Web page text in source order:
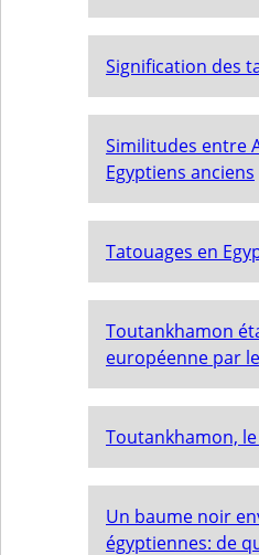
Signification des
Similitudes entre
Egyptiens anciens
Tatouages en
Toutankhamon
européenne par
Toutankhamon,
Un baume noir
égyptiennes: de